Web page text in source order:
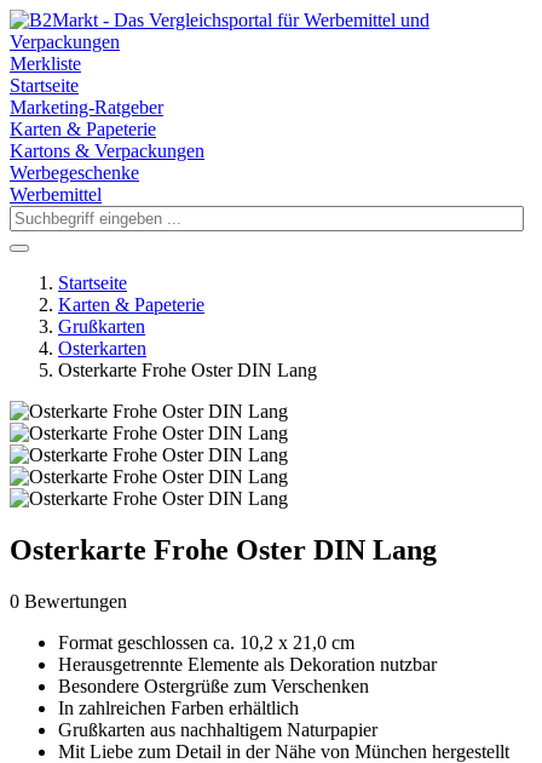
Merkliste
Startseite
Marketing-Ratgeber
Karten & Papeterie
Kartons & Verpackungen
Werbegeschenke
Werbemittel
Startseite
Karten & Papeterie
Grußkarten
Osterkarten
Osterkarte Frohe Oster DIN Lang
Osterkarte Frohe Oster DIN Lang
0 Bewertungen
Format geschlossen ca. 10,2 x 21,0 cm
Herausgetrennte Elemente als Dekoration nutzbar
Besondere Ostergrüße zum Verschenken
In zahlreichen Farben erhältlich
Grußkarten aus nachhaltigem Naturpapier
Mit Liebe zum Detail in der Nähe von München hergestellt